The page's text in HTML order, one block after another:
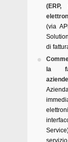
(via
di
la